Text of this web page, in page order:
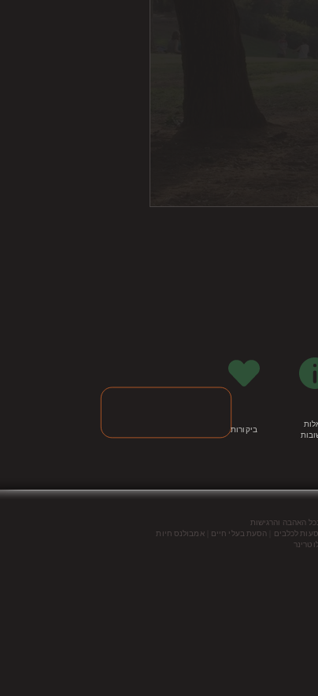
ביקורות
האהבה והרגישות
לכלבים | הסעת בעלי חיים | אמבולנס חיות